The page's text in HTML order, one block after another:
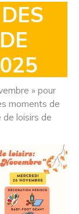
» pour
moments de
de loisirs de